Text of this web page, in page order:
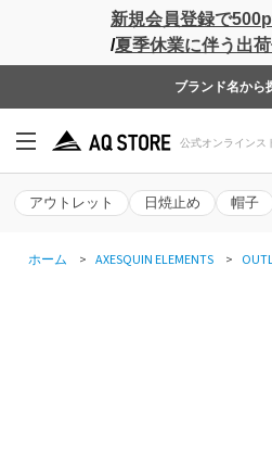
新規会員登録で
/夏季休業に伴う出
ブランド名から
アウトレット 日焼止め 帽子
ホーム > AXESQUIN ELEMENTS >